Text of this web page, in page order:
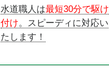
水道職人は最短30分で駆け
付け。スピーディに対応い
たします！